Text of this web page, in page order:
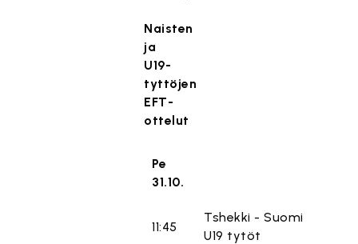
Naisten
ja
U19-
tyttöjen
EFT-
ottelut
Pe
31.10.
11:45
Tshekki - Suomi
U19 tytöt